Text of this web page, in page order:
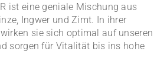
ist eine geniale Mischung aus
Ingwer und Zimt. In ihrer
sie sich optimal auf unseren
sorgen für Vitalität bis ins hohe